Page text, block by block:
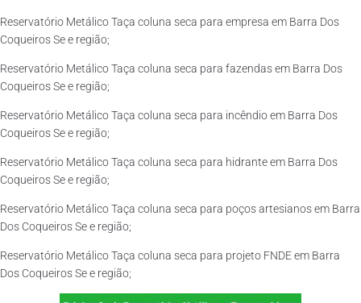
Reservatório Metálico Taça coluna seca para empresa em Barra Dos
Coqueiros Se e região;
Reservatório Metálico Taça coluna seca para fazendas em Barra Dos
Coqueiros Se e região;
Reservatório Metálico Taça coluna seca para incêndio em Barra Dos
Coqueiros Se e região;
Reservatório Metálico Taça coluna seca para hidrante em Barra Dos
Coqueiros Se e região;
Reservatório Metálico Taça coluna seca para poços artesianos em Barra
Dos Coqueiros Se e região;
Reservatório Metálico Taça coluna seca para projeto FNDE em Barra
Dos Coqueiros Se e região;